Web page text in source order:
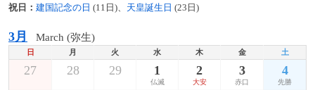
祝日： 建国記念の日 (11日)、 天皇誕生日 (23日)
3月 March (弥生)
日 月 火 水 木 金 土
27 28 29 1
仏滅
2
大安
3
赤口
4
先勝